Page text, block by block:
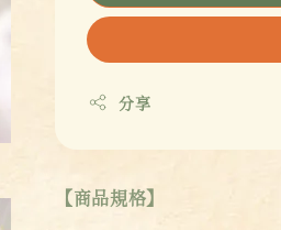
分享
【商品規格】